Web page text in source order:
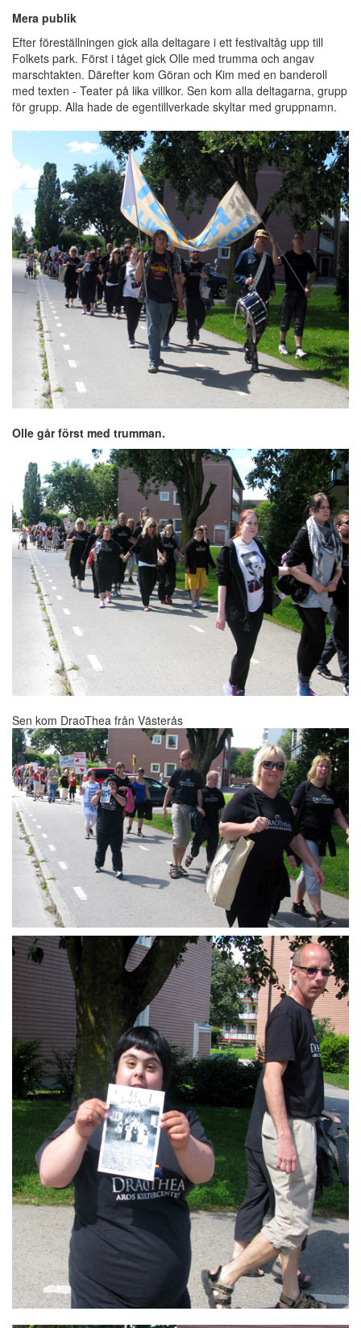
Mera publik
Efter föreställningen gick alla deltagare i ett festivaltåg upp till
Folkets park. Först i tåget gick Olle med trumma och angav
marschtakten. Därefter kom Göran och Kim med en banderoll
med texten - Teater på lika villkor. Sen kom alla deltagarna, grupp
för grupp. Alla hade de egentillverkade skyltar med gruppnamn.
Olle går först med trumman.
Sen kom DraoThea från Västerås